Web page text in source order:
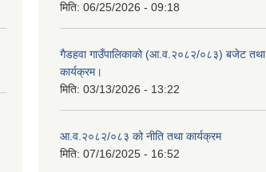
मिति: 06/25/2026 - 09:18
गैडहवा गाउँपालिकाको (आ.व.२०८२/०८३) बजेट तथा
कार्यक्रम।
मिति: 03/13/2026 - 13:22
आ.व.२०८२/०८३ को नीति तथा कार्यक्रम
मिति: 07/16/2025 - 16:52